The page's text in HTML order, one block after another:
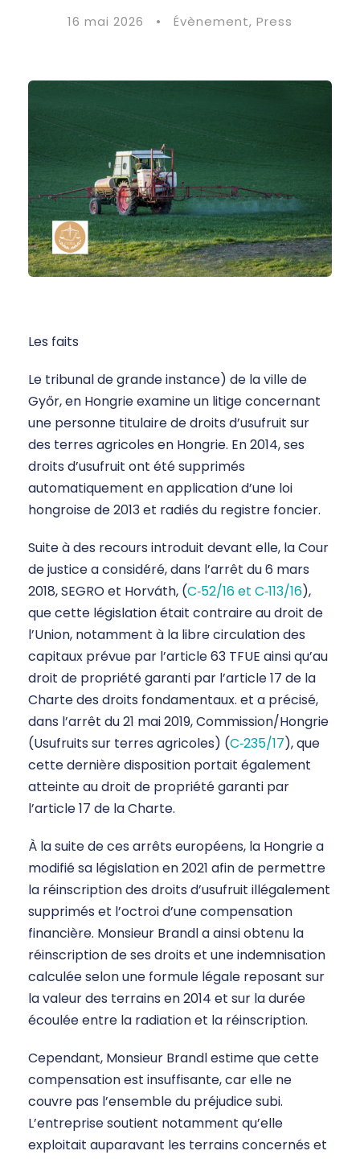
16 mai 2026 • Évènement, Press
Les faits
Le tribunal de grande instance) de la ville de
Győr, en Hongrie examine un litige concernant
une personne titulaire de droits d’usufruit sur
des terres agricoles en Hongrie. En 2014, ses
droits d’usufruit ont été supprimés
automatiquement en application d’une loi
hongroise de 2013 et radiés du registre foncier.
Suite à des recours introduit devant elle, la Cour
de justice a considéré, dans l’arrêt du 6 mars
2018, SEGRO et Horváth, (C‑52/16 et C‑113/16),
que cette législation était contraire au droit de
l’Union, notamment à la libre circulation des
capitaux prévue par l’article 63 TFUE ainsi qu’au
droit de propriété garanti par l’article 17 de la
Charte des droits fondamentaux. et a précisé,
dans l’arrêt du 21 mai 2019, Commission/Hongrie
(Usufruits sur terres agricoles) (C‑235/17), que
cette dernière disposition portait également
atteinte au droit de propriété garanti par
l’article 17 de la Charte.
À la suite de ces arrêts européens, la Hongrie a
modifié sa législation en 2021 afin de permettre
la réinscription des droits d’usufruit illégalement
supprimés et l’octroi d’une compensation
financière. Monsieur Brandl a ainsi obtenu la
réinscription de ses droits et une indemnisation
calculée selon une formule légale reposant sur
la valeur des terrains en 2014 et sur la durée
écoulée entre la radiation et la réinscription.
Cependant, Monsieur Brandl estime que cette
compensation est insuffisante, car elle ne
couvre pas l’ensemble du préjudice subi.
L’entreprise soutient notamment qu’elle
exploitait auparavant les terrains concernés et